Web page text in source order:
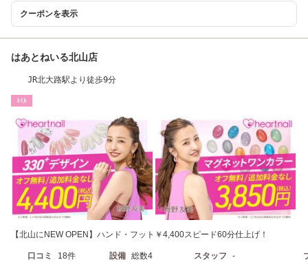
クーポンを表示
はあとねいる北山店
JR北大路駅より徒歩9分
ﾈｲﾙ
【北山にNEW OPEN】ハンド・フット￥4,400スピード60分仕上げ！
口コミ 18件 設備 総数4 スタッフ -